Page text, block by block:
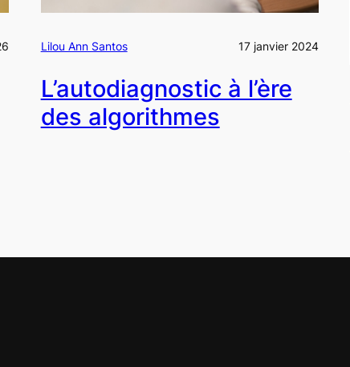
Lilou Ann Santos 17 janvier 2024
L’autodiagnostic à l’ère
des algorithmes